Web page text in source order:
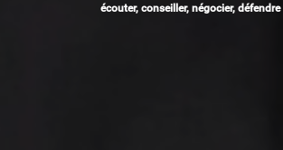
écouter, conseiller, négocier, défendre